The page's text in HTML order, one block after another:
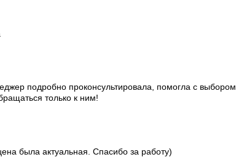
подробно проконсультировала, помогла с выбором
только к ним!
была актуальная. Спасибо за работу)